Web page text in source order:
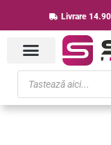
to
content
Livrare
Products
search